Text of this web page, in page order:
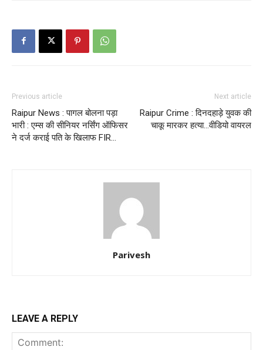
Previous article
Raipur News : पागल बोलना पड़ा
भारी : एम्स की सीनियर नर्सिंग ऑफिसर
ने दर्ज कराई पति के खिलाफ FIR…
Next article
Raipur Crime : दिनदहाड़े युवक की
चाकू मारकर हत्या…वीडियो वायरल
Parivesh
LEAVE A REPLY